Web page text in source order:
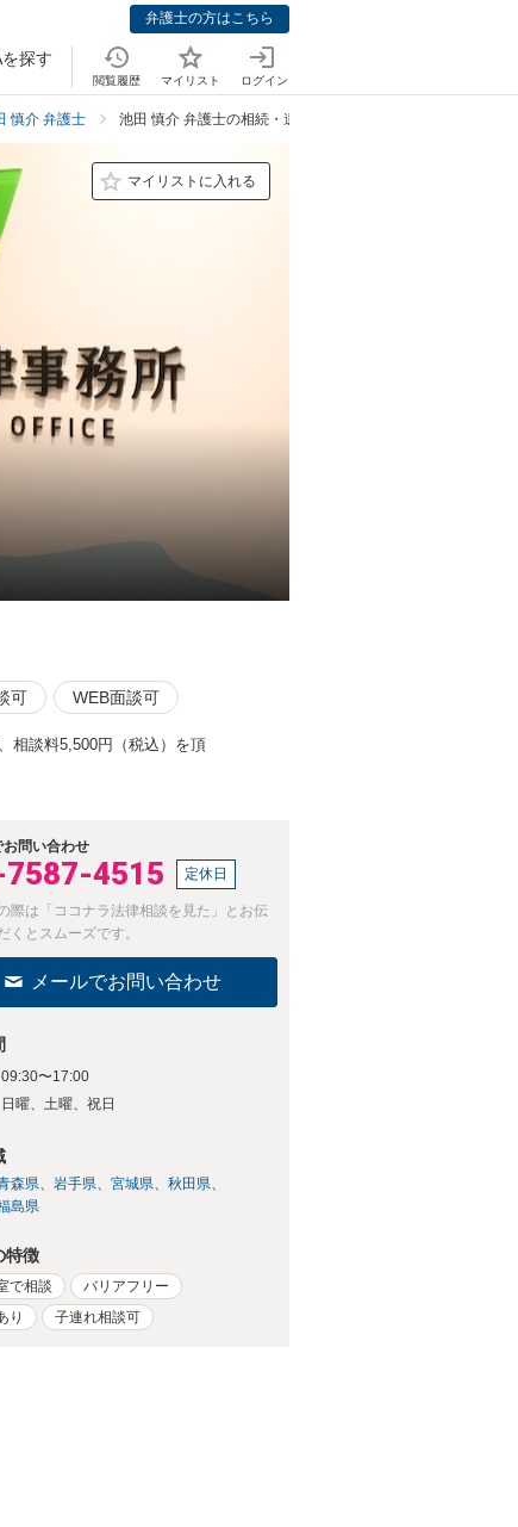
弁護士の方はこちら
探す
閲覧履歴 マイリスト ログイン
慎介 弁護士 池田 慎介 弁護士の相続・遺言での強み
マイリストに入れる
可 WEB面談可
相談料5,500円（税込）を頂
お問い合わせ
4515 定休日
際は「ココナラ法律相談を見た」とお伝
くとスムーズです。
メールでお問い合わせ
09:30〜17:00
日曜、土曜、祝日
森県 岩手県 宮城県
秋田県
島県
特徴
で相談
バリアフリー
り
子連れ相談可